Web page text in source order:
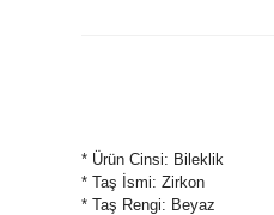
* Ürün Cinsi: Bileklik
* Taş İsmi: Zirkon
* Taş Rengi: Beyaz